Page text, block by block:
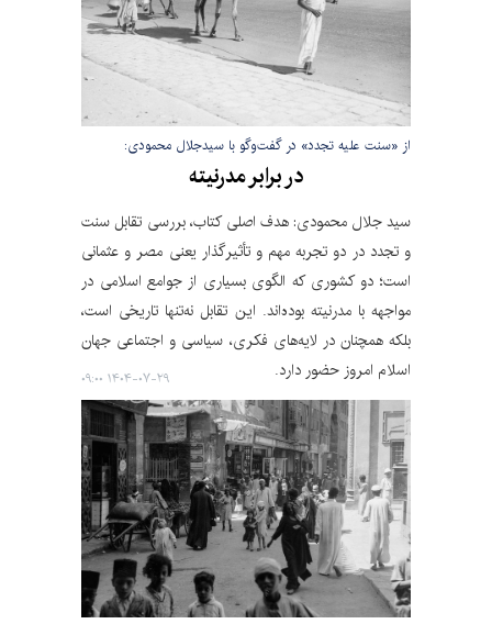
از «سنت علیه تجدد» در گفت‌وگو با سیدجلال محمودی:
در برابر مدرنیته
سید جلال محمودی:‌ هدف اصلی کتاب، بررسی تقابل سنت
و تجدد در دو تجربه مهم و تأثیرگذار یعنی مصر و عثمانی
است؛ دو کشوری که الگوی بسیاری از جوامع اسلامی در
مواجهه با مدرنیته بوده‌اند. این تقابل نه‌تنها تاریخی است،
بلکه همچنان در لایه‌های فکری، سیاسی و اجتماعی جهان
اسلام امروز حضور دارد.
۱۴۰۴-۰۷-۲۹ ۰۹:۰۰